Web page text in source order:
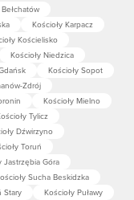
Kościoły Karpacz
Kościelisko
Kościoły Niedzica
Kościoły Sopot
Zdrój
Kościoły Mielno
Tylicz
Dźwirzyno
Toruń
Jastrzębia Góra
Sucha Beskidzka
Stary
Kościoły Puławy